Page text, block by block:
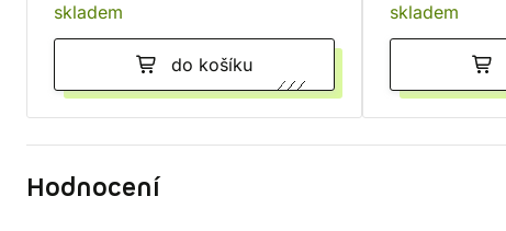
skladem
do košíku
skladem
Hodnocení